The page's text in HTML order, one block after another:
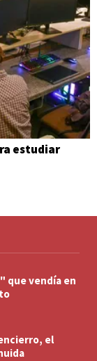
estudiar
que vendía en
el